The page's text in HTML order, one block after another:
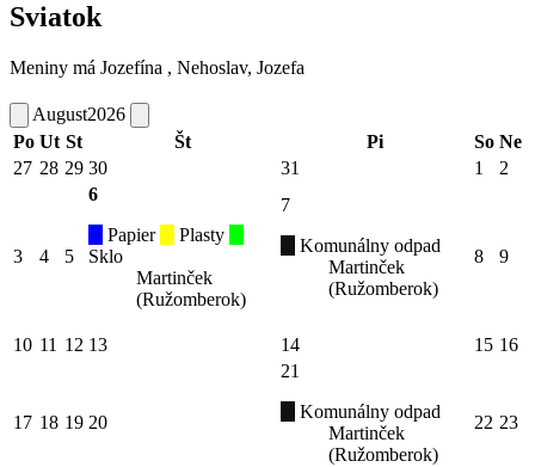
Sviatok
Meniny má Jozefína , Nehoslav, Jozefa
August2026
Po Ut St Št Pi So Ne
27 28 29 30 31 1 2
3 4 5
6
Papier
Plasty
Sklo
Martinček
(Ružomberok)
7
Komunálny odpad
Martinček
(Ružomberok)
8 9
10 11 12 13 14 15 16
17 18 19 20
21
Komunálny odpad
Martinček
(Ružomberok)
22 23